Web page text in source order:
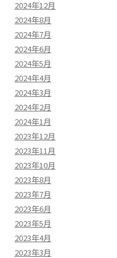
2024年12月
2024年8月
2024年7月
2024年6月
2024年5月
2024年4月
2024年3月
2024年2月
2024年1月
2023年12月
2023年11月
2023年10月
2023年8月
2023年7月
2023年6月
2023年5月
2023年4月
2023年3月